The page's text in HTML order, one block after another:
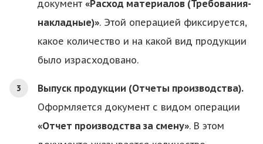
документ «Расход материалов (Требования-
накладные)». Этой операцией фиксируется,
какое количество и на какой вид продукции
было израсходовано.
Выпуск продукции (Отчеты производства).
Оформляется документ с видом операции
«Отчет производства за смену». В этом